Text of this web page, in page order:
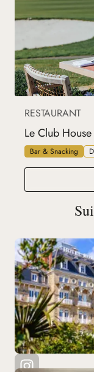
RESTAURANT
Le Club
Bar & Snacking